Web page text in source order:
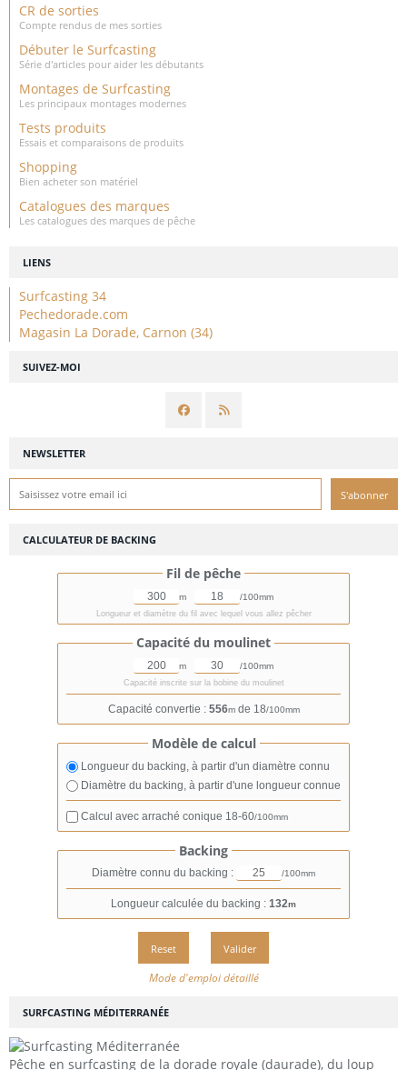
NEWSLETTER
SUIVEZ-MOI
SURFCASTING MÉDITERRANÉE
Pêche en surfcasting de la dorade royale (daurade), du loup
CR de sorties
Compte rendus de mes sorties
Débuter le Surfcasting
Série d'articles pour aider les débutants
Montages de Surfcasting
Les principaux montages modernes
Tests produits
Essais et comparaisons de produits
Shopping
Bien acheter son matériel
Catalogues des marques
Les catalogues des marques de pêche
LIENS
Surfcasting 34
Pechedorade.com
Magasin La Dorade, Carnon (34)
CALCULATEUR DE BACKING
Fil de pêche
m /100mm
Longueur et diamètre du fil avec lequel vous allez pêcher
Capacité du moulinet
m /100mm
Capacité inscrite sur la bobine du moulinet
Capacité convertie : 556mde 18/100mm
Modèle de calcul
Longueur du backing, à partir d'un diamètre connu
Diamètre du backing, à partir d'une longueur connue
Calcul avec arraché conique 18-60/100mm
Backing
Diamètre connu du backing : /100mm
Longueur calculée du backing : 132m
Mode d'emploi détaillé